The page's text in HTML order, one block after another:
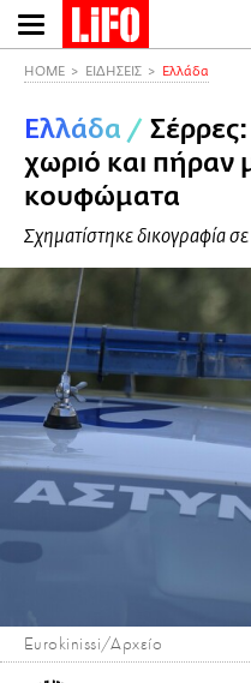
Παράκαμψη
προς
περιεχόμενο
HOME ΕΙΔΗΣΕΙΣ Ελλάδα
Ελλάδα / Σέρρες:
χωριό και πήραν
κουφώματα
Σχηματίστηκε δικογραφία
Eurokinissi/Αρχείο